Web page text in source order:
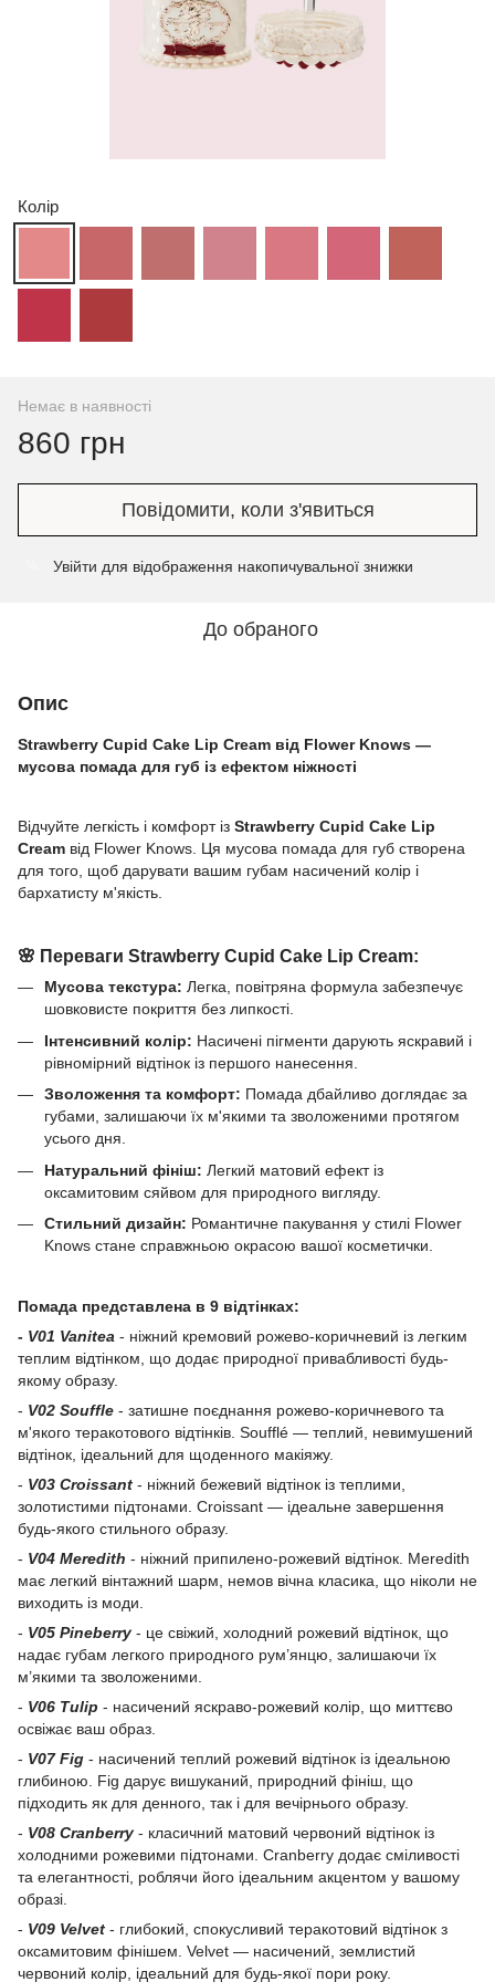
Колір
Немає в наявності
860 грн
Повідомити, коли з'явиться
Увійти для відображення накопичувальної знижки
До обраного
Опис
Strawberry Cupid Cake Lip Cream від Flower Knows —
мусова помада для губ із ефектом ніжності
Відчуйте легкість і комфорт із Strawberry Cupid Cake Lip
Cream від Flower Knows. Ця мусова помада для губ створена
для того, щоб дарувати вашим губам насичений колір і
бархатисту м'якість.
🌸 Переваги Strawberry Cupid Cake Lip Cream:
Мусова текстура: Легка, повітряна формула забезпечує
шовковисте покриття без липкості.
Інтенсивний колір: Насичені пігменти дарують яскравий і
рівномірний відтінок із першого нанесення.
Зволоження та комфорт: Помада дбайливо доглядає за
губами, залишаючи їх м'якими та зволоженими протягом
усього дня.
Натуральний фініш: Легкий матовий ефект із
оксамитовим сяйвом для природного вигляду.
Стильний дизайн: Романтичне пакування у стилі Flower
Knows стане справжньою окрасою вашої косметички.
Помада представлена в 9 відтінках:
- V01 Vanitea - ніжний кремовий рожево-коричневий із легким
теплим відтінком, що додає природної привабливості будь-
якому образу.
- V02 Souffle - затишне поєднання рожево-коричневого та
м'якого теракотового відтінків. Soufflé — теплий, невимушений
відтінок, ідеальний для щоденного макіяжу.
- V03 Croissant - ніжний бежевий відтінок із теплими,
золотистими підтонами. Croissant — ідеальне завершення
будь-якого стильного образу.
- V04 Meredith - ніжний припилено-рожевий відтінок. Meredith
має легкий вінтажний шарм, немов вічна класика, що ніколи не
виходить із моди.
- V05 Pineberry - це свіжий, холодний рожевий відтінок, що
надає губам легкого природного рум’янцю, залишаючи їх
м’якими та зволоженими.
- V06 Tulip - насичений яскраво-рожевий колір, що миттєво
освіжає ваш образ.
- V07 Fig - насичений теплий рожевий відтінок із ідеальною
глибиною. Fig дарує вишуканий, природний фініш, що
підходить як для денного, так і для вечірнього образу.
- V08 Cranberry - класичний матовий червоний відтінок із
холодними рожевими підтонами. Cranberry додає сміливості
та елегантності, роблячи його ідеальним акцентом у вашому
образі.
- V09 Velvet - глибокий, спокусливий теракотовий відтінок з
оксамитовим фінішем. Velvet — насичений, землистий
червоний колір, ідеальний для будь-якої пори року.